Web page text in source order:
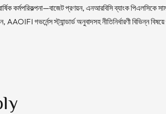
কর্মপরিকল্পনা—বাজেট প্রণয়ন, এনআরবিসি ব্যাংক পিএলসিকে
গভর্নেন্স স্ট্যান্ডার্ড অনুবাদসহ নীতিনির্ধারণী বিভিন্ন